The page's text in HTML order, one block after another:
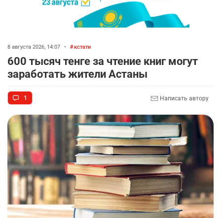
8 августа 2026, 14:07 • кстати
600 тысяч тенге за чтение книг могут
заработать жители Астаны
1 Написать автору